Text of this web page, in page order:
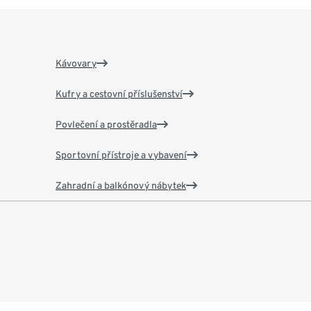
Kávovary
Kufry a cestovní příslušenství
Povlečení a prostěradla
Sportovní přístroje a vybavení
Zahradní a balkónový nábytek